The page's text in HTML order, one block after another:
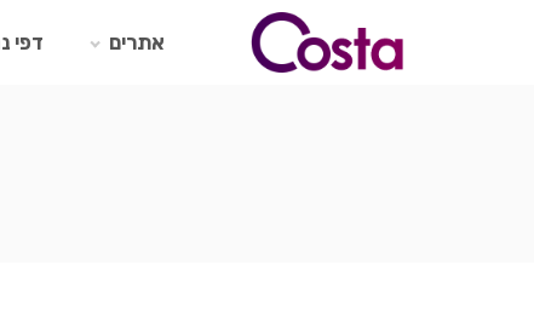
אתרים דפי